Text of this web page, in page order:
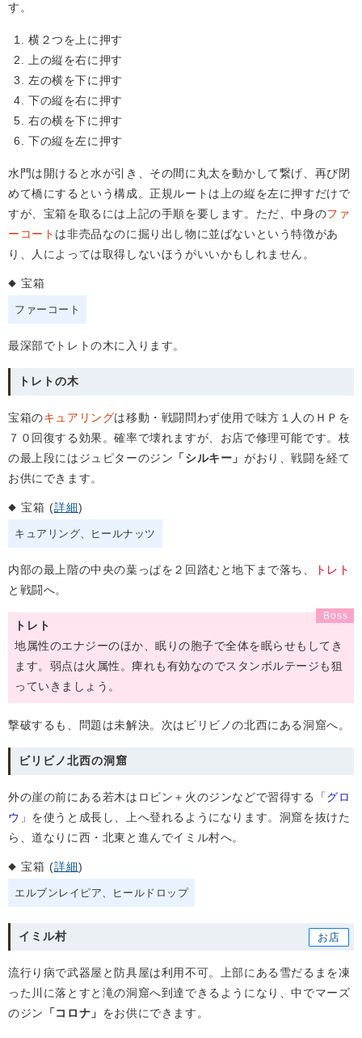
す。
横２つを上に押す
上の縦を右に押す
左の横を下に押す
下の縦を右に押す
右の横を下に押す
下の縦を左に押す
水門は開けると水が引き、その間に丸太を動かして繋げ、再び閉
めて橋にするという構成。正規ルートは上の縦を左に押すだけで
すが、宝箱を取るには上記の手順を要します。ただ、中身のファ
ーコート は非売品なのに掘り出し物に並ばないという特徴があ
り、人によっては取得しないほうがいいかもしれません。
宝箱
ファーコート
最深部でトレトの木に入ります。
トレトの木
宝箱のキュアリングは移動・戦闘問わず使用で味方１人のＨＰを
７０回復する効果。確率で壊れますが、お店で修理可能です。枝
の最上段にはジュピターのジン 「シルキー」がおり、戦闘を経て
お供にできます。
宝箱 (詳細)
キュアリング ヒールナッツ
内部の最上階の中央の葉っぱを２回踏むと地下まで落ち、
トレト
と戦闘へ。
トレト
地属性のエナジーのほか、眠りの胞子で全体を眠らせもしてき
ます。弱点は火属性。痺れも有効なのでスタンボルテージも狙
っていきましょう。
撃破するも、問題は未解決。次はビリビノの北西にある洞窟へ。
ビリビノ北西の洞窟
外の崖の前にある若木はロビン＋火のジンなどで習得する
「グロ
ウ」 を使うと成長し、上へ登れるようになります。洞窟を抜けた
ら、道なりに西・北東と進んでイミル村へ。
宝箱 (詳細)
エルブンレイピア ヒールドロップ
イミル村
流行り病で武器屋と防具屋は利用不可。上部にある雪だるまを凍
った川に落とすと滝の洞窟へ到達できるようになり、中でマーズ
のジン
「コロナ」 をお供にできます。